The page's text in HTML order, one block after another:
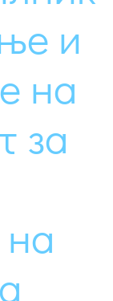
и
на
за